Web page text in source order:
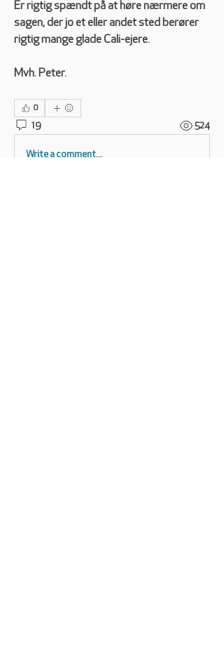
Er rigtig spændt på at høre nærmere om
sagen, der jo et eller andet sted berører
rigtig mange glade Cali-ejere.
Mvh. Peter.
0
19 524
Write a comment...